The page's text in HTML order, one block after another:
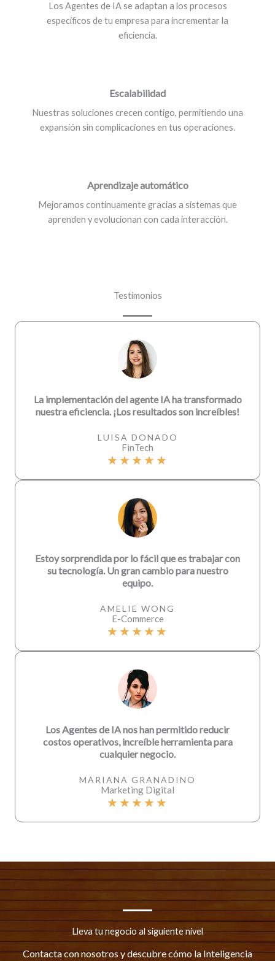
Los Agentes de IA se adaptan a los procesos
específicos de tu empresa para incrementar la
eficiencia.
Escalabilidad
Nuestras soluciones crecen contigo, permitiendo una
expansión sin complicaciones en tus operaciones.
Aprendizaje automático
Mejoramos continuamente gracias a sistemas que
aprenden y evolucionan con cada interacción.
Testimonios
La implementación del agente IA ha transformado
nuestra eficiencia. ¡Los resultados son increíbles!
LUISA DONADO
FinTech
★★★★★
Estoy sorprendida por lo fácil que es trabajar con
su tecnología. Un gran cambio para nuestro
equipo.
AMELIE WONG
E-Commerce
★★★★★
Los Agentes de IA nos han permitido reducir
costos operativos, increíble herramienta para
cualquier negocio.
MARIANA GRANADINO
Marketing Digital
★★★★★
Lleva tu negocio al siguiente nivel
Contacta con nosotros y descubre cómo la Inteligencia